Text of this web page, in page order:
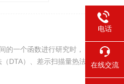
的一个函数进行研究时，
DTA）、差示扫描量热法
电话
在线交流